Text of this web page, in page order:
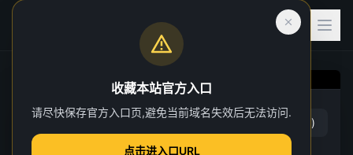
将夜
第 1 集
赞( 4) 踩 )
收藏本站官方入口
请尽快保存官方入口页,避免当前域名失效后无法访问.
点击进入口URL